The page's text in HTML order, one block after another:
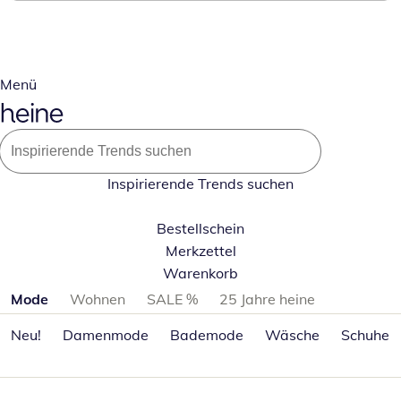
Menü
Inspirierende Trends suchen
Bestellschein
Merkzettel
Warenkorb
Produktkategorien überspringen
Mode Wohnen SALE %
25 Jahre heine
Neu!
Damenmode Bademode Wäsche Schuhe